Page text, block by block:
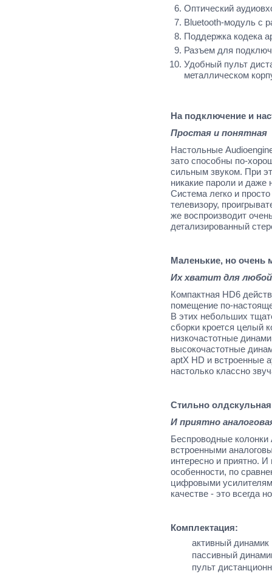
Оптический
Bluetooth-модуль с
Поддержка кодека
Разъем для
Удобный пульт
металлическом
На подключение и
Простая и понятная
Настольные
зато способны по-
сильным звуком. При
никакие пароли и даже
Система легко и
телевизору,
же воспроизводит
детализированный
Маленькие, но очень
Их хватит для
Компактная HD6
помещение по-
В этих небольших
сборки кроется целый
низкочастотные
высокочастотные
aptX HD и встроенные
настолько классно
Стильно олдскульная
И приятно
Беспроводные
встроенными
интересно и приятно. И
особенности, по
цифровыми
качестве - это всегда
Комплектация:
активный
пассивный
пульт